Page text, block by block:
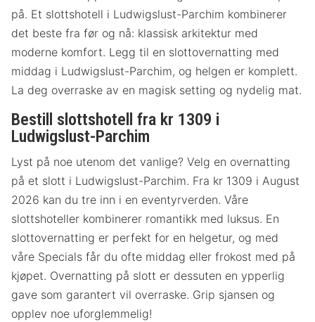
på. Et slottshotell i Ludwigslust-Parchim kombinerer
det beste fra før og nå: klassisk arkitektur med
moderne komfort. Legg til en slottovernatting med
middag i Ludwigslust-Parchim, og helgen er komplett.
La deg overraske av en magisk setting og nydelig mat.
Bestill slottshotell fra kr 1309 i
Ludwigslust-Parchim
Lyst på noe utenom det vanlige? Velg en overnatting
på et slott i Ludwigslust-Parchim. Fra kr 1309 i August
2026 kan du tre inn i en eventyrverden. Våre
slottshoteller kombinerer romantikk med luksus. En
slottovernatting er perfekt for en helgetur, og med
våre Specials får du ofte middag eller frokost med på
kjøpet. Overnatting på slott er dessuten en ypperlig
gave som garantert vil overraske. Grip sjansen og
opplev noe uforglemmelig!